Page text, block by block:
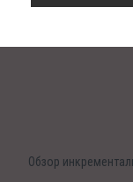
Обзор